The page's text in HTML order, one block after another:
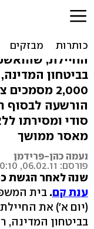
אושרה
הורשעה
החיילת,
בביטחון
2,000
הורשעה לבסוף
סודי ומסירתו
מאסר ממושך
נעמה כהן-פרידמן
פורסם: 06.02.11, 10:10
שנה לאחר הגשת
ענת קם. בית
(יום א') את
בביטחון המדינה,